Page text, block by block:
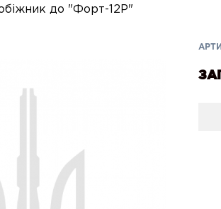
до "Форт-12Р"